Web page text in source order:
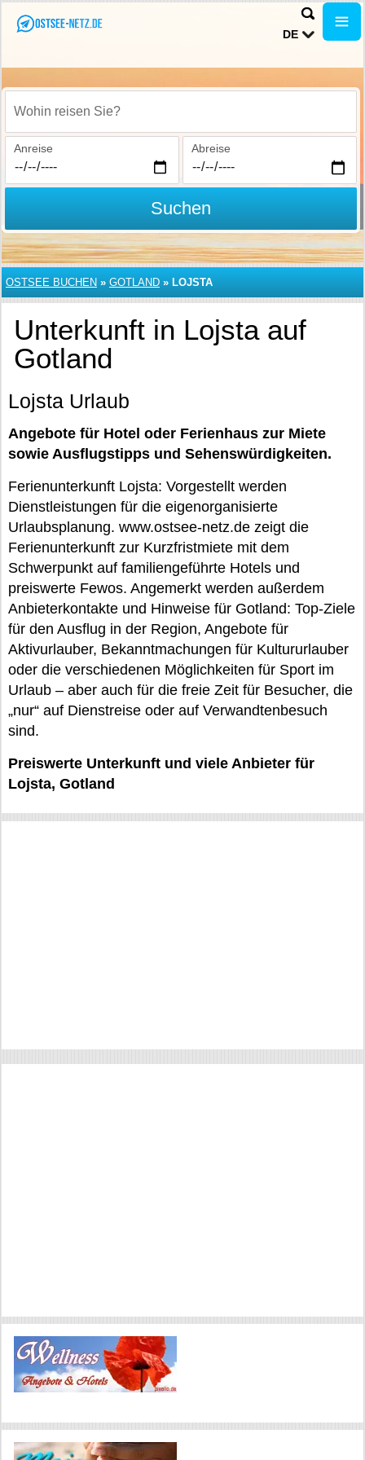
DE
Wohin reisen Sie?
Anreise Abreise
Suchen
OSTSEE BUCHEN » GOTLAND » LOJSTA
Unterkunft in Lojsta auf
Gotland
Lojsta Urlaub
Angebote für Hotel oder Ferienhaus zur Miete
sowie Ausflugstipps und Sehenswürdigkeiten.
Ferienunterkunft Lojsta: Vorgestellt werden
Dienstleistungen für die eigenorganisierte
Urlaubsplanung. www.ostsee-netz.de zeigt die
Ferienunterkunft zur Kurzfristmiete mit dem
Schwerpunkt auf familiengeführte Hotels und
preiswerte Fewos. Angemerkt werden außerdem
Anbieterkontakte und Hinweise für Gotland: Top-Ziele
für den Ausflug in der Region, Angebote für
Aktivurlauber, Bekanntmachungen für Kultururlauber
oder die verschiedenen Möglichkeiten für Sport im
Urlaub – aber auch für die freie Zeit für Besucher, die
„nur“ auf Dienstreise oder auf Verwandtenbesuch
sind.
Preiswerte Unterkunft und viele Anbieter für
Lojsta, Gotland